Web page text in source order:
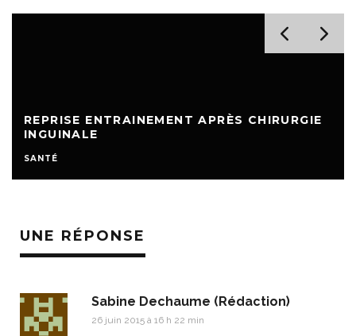
REPRISE ENTRAINEMENT APRÈS CHIRURGIE
INGUINALE
SANTÉ
UNE RÉPONSE
Sabine Dechaume (Rédaction)
26 juin 2015 à 16 h 22 min